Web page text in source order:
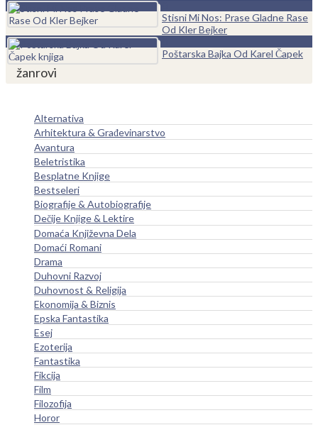
Stisni Mi Nos: Prase Gladne Rase
Od Kler Bejker
Poštarska Bajka Od Karel Čapek
žanrovi
Alternativa
Arhitektura & Građevinarstvo
Avantura
Beletristika
Besplatne Knjige
Bestseleri
Biografije & Autobiografije
Dečije Knjige & Lektire
Domaća Književna Dela
Domaći Romani
Drama
Duhovni Razvoj
Duhovnost & Religija
Ekonomija & Biznis
Epska Fantastika
Esej
Ezoterija
Fantastika
Fikcija
Film
Filozofija
Horor